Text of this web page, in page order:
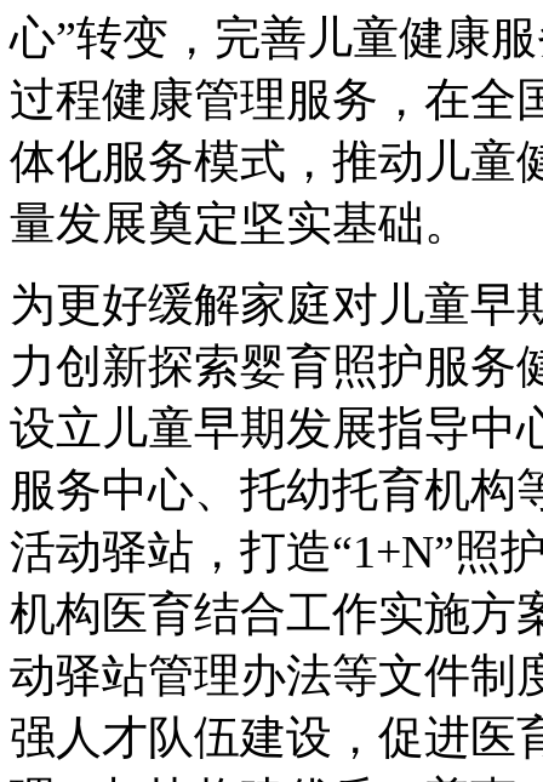
心”转变，完善儿童健康
过程健康管理服务，在全
体化服务模式，推动儿童
量发展奠定坚实基础。
为更好缓解家庭对儿童早
力创新探索婴育照护服务
设立儿童早期发展指导中
服务中心、托幼托育机构
活动驿站，打造“1+N”照
机构医育结合工作实施方
动驿站管理办法等文件制
强人才队伍建设，促进医